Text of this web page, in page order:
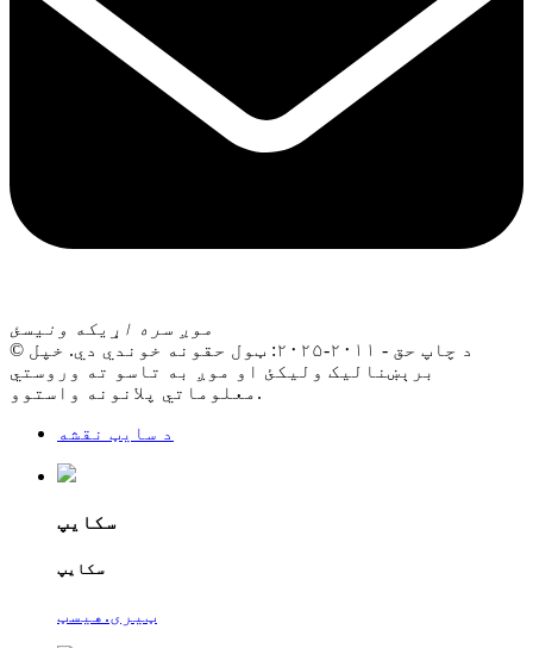
موږ سره اړیکه ونیسئ
© د چاپ حق - ۲۰۱۱-۲۰۲۵: ټول حقونه خوندي دي. خپل
برېښنالیک ولیکئ او موږ به تاسو ته وروستي
معلوماتي پلانونه واستوو.
د سایټ نقشه
سکایپ
سکایپ
ټیری.هیسټ